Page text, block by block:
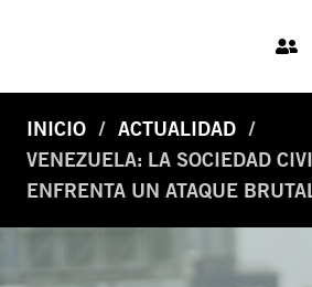
INICIO
ACTUALIDAD
VENEZUELA: LA SOCIEDAD
ENFRENTA UN ATAQUE